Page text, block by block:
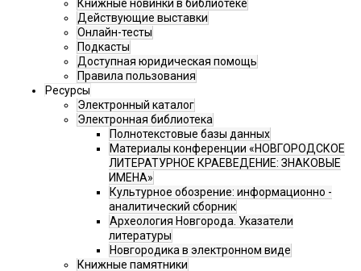
Книжные новинки в библиотеке
Действующие выставки
Онлайн-тесты
Подкасты
Доступная юридическая помощь
Правила пользования
Ресурсы
Электронный каталог
Электронная библиотека
Полнотекстовые базы данных
Материалы конференции «НОВГОРОДСКОЕ
ЛИТЕРАТУРНОЕ КРАЕВЕДЕНИЕ: ЗНАКОВЫЕ
ИМЕНА»
Культурное обозрение: информационно -
аналитический сборник
Археология Новгорода. Указатели
литературы
Новгородика в электронном виде
Книжные памятники